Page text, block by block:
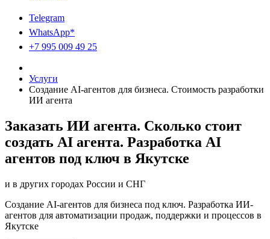
Telegram
WhatsApp*
+7 995 009 49 25
Услуги
Создание AI-агентов для бизнеса. Стоимость разработки
ИИ агента
Заказать ИИ агента. Сколько стоит
создать AI агента. Разработка AI
агентов под ключ в Якутске
и в других городах России и СНГ
Создание AI-агентов для бизнеса под ключ. Разработка ИИ-
агентов для автоматизации продаж, поддержки и процессов в
Якутске